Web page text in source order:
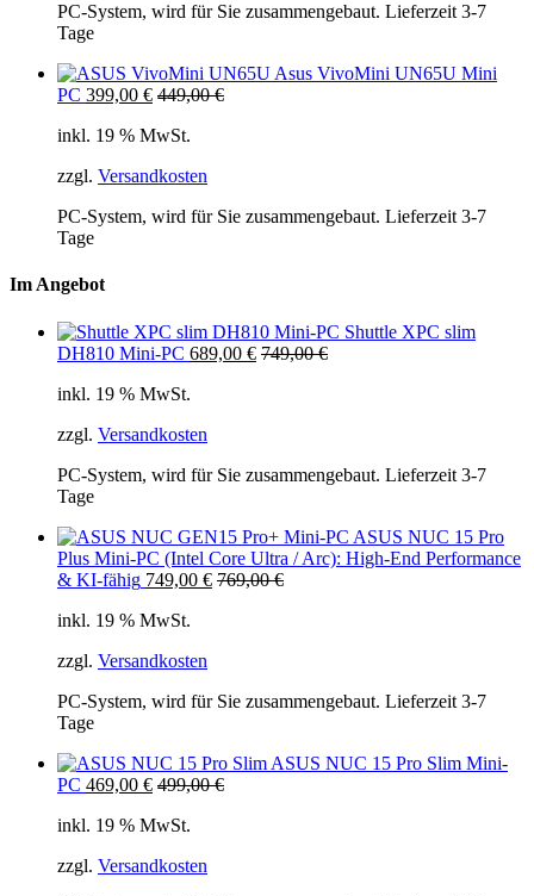
PC-System, wird für Sie zusammengebaut. Lieferzeit 3-7
Tage
Asus VivoMini UN65U Mini
PC 399,00 € 449,00€
inkl. 19 % MwSt.
zzgl. Versandkosten
PC-System, wird für Sie zusammengebaut. Lieferzeit 3-7
Tage
Im Angebot
Shuttle XPC slim
DH810 Mini-PC 689,00 € 749,00€
inkl. 19 % MwSt.
zzgl. Versandkosten
PC-System, wird für Sie zusammengebaut. Lieferzeit 3-7
Tage
ASUS NUC 15 Pro
Plus Mini-PC (Intel Core Ultra / Arc): High-End Performance
& KI-fähig 749,00 € 769,00€
inkl. 19 % MwSt.
zzgl. Versandkosten
PC-System, wird für Sie zusammengebaut. Lieferzeit 3-7
Tage
ASUS NUC 15 Pro Slim Mini-
PC 469,00 € 499,00€
inkl. 19 % MwSt.
zzgl. Versandkosten